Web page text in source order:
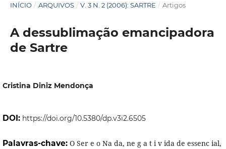
INÍCIO / ARQUIVOS / V. 3 N. 2 (2006): SARTRE / Artigos
A dessublimação emancipadora
de Sartre
Cristina Diniz Mendonça
DOI: https://doi.org/10.5380/dp.v3i2.6505
Palavras-chave: O Ser e o Na da, ne g a t i v ida de essenc ial,